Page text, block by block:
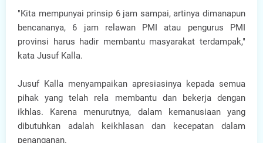
"Kita mempunyai prinsip 6 jam sampai, artinya dimanapun
bencananya, 6 jam relawan PMI atau pengurus PMI
provinsi harus hadir membantu masyarakat terdampak,"
kata Jusuf Kalla.
Jusuf Kalla menyampaikan apresiasinya kepada semua
pihak yang telah rela membantu dan bekerja dengan
ikhlas. Karena menurutnya, dalam kemanusiaan yang
dibutuhkan adalah keikhlasan dan kecepatan dalam
penanganan.